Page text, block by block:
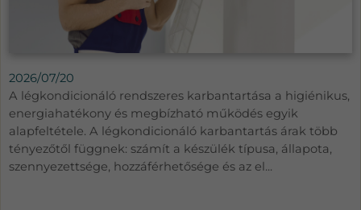
2026/07/20
A légkondicionáló rendszeres karbantartása a higiénikus,
energiahatékony és megbízható működés egyik
alapfeltétele. A légkondicionáló karbantartás árak több
tényezőtől függnek: számít a készülék típusa, állapota,
szennyezettsége, hozzáférhetősége és az el...